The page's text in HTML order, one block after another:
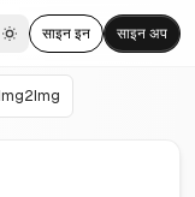
Toggle theme
साइन इन साइन अप
Img2Img